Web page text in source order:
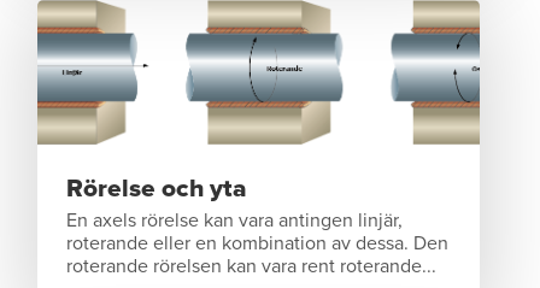
Rörelse och yta
En axels rörelse kan vara antingen linjär,
roterande eller en kombination av dessa. Den
roterande rörelsen kan vara rent roterande...